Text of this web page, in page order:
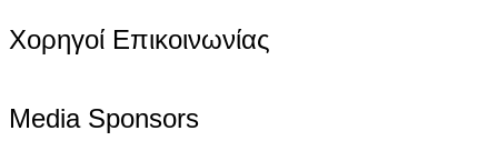
Χορηγοί Επικοινωνίας
Media Sponsors